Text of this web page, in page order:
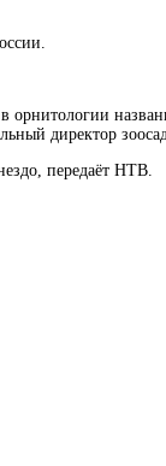
в орнитологии
директор
передаёт НТВ.